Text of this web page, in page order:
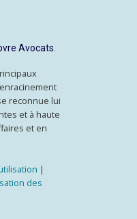
Avocats.
reconnue lui
et à haute
et en
|
des